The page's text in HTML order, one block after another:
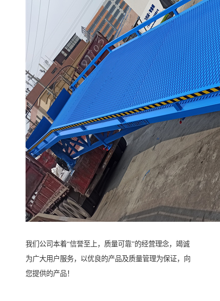
我们公司本着“信誉至上，质量可靠”的经营理念，竭诚
为广大用户服务，以优良的产品及质量管理为保证，向
您提供的产品！